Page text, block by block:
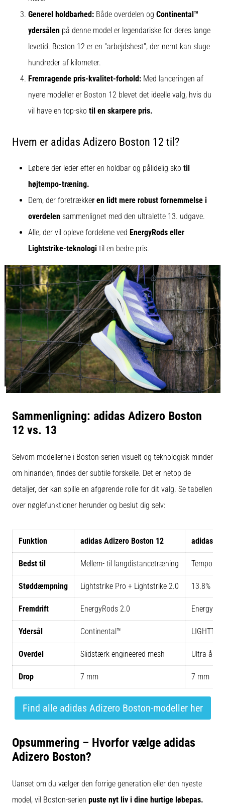
Generel holdbarhed: Både overdelen og Continental™
ydersålen på denne model er legendariske for deres lange
levetid. Boston 12 er en "arbejdshest", der nemt kan sluge
hundreder af kilometer.
Fremragende pris-kvalitet-forhold: Med lanceringen af
nyere modeller er Boston 12 blevet det ideelle valg, hvis du
vil have en top-sko til en skarpere pris.
Hvem er adidas Adizero Boston 12 til?
Løbere der leder efter en holdbar og pålidelig sko til
højtempo-træning.
Dem, der foretrækker en lidt mere robust fornemmelse i
overdelen sammenlignet med den ultralette 13. udgave.
Alle, der vil opleve fordelene ved EnergyRods eller
Lightstrike-teknologi til en bedre pris.
Sammenligning: adidas Adizero Boston
12 vs. 13
Selvom modellerne i Boston-serien visuelt og teknologisk minder
om hinanden, findes der subtile forskelle. Det er netop de
detaljer, der kan spille en afgørende rolle for dit valg. Se tabellen
over nøglefunktioner herunder og beslut dig selv:
Funktion adidas Adizero Boston 12 adidas
Bedst til Mellem- til langdistancetræning Tempo
Støddæmpning Lightstrike Pro + Lightstrike 2.0 13.8%
Fremdrift EnergyRods 2.0
Ydersål Continental™
Overdel Slidstærk engineered mesh Ultra-
Drop 7 mm 7 mm
Find alle adidas Adizero Boston-modeller her
Opsummering – Hvorfor vælge adidas
Adizero Boston?
Uanset om du vælger den forrige generation eller den nyeste
model, vil Boston-serien puste nyt liv i dine hurtige løbepas.